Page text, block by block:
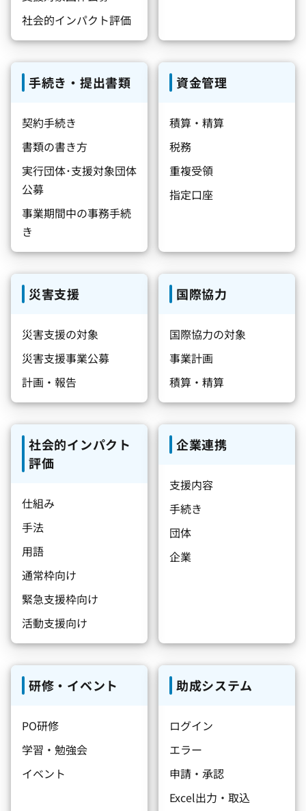
社会的インパクト評価
手続き・提出書類
契約手続き
書類の書き方
実行団体･支援対象団体
公募
事業期間中の事務手続
き
資金管理
積算・精算
税務
重複受領
指定口座
災害支援
災害支援の対象
災害支援事業公募
計画・報告
国際協力
国際協力の対象
事業計画
積算・精算
社会的インパクト
評価
仕組み
手法
用語
通常枠向け
緊急支援枠向け
活動支援向け
企業連携
支援内容
手続き
団体
企業
研修・イベント
PO研修
学習・勉強会
イベント
助成システム
ログイン
エラー
申請・承認
Excel出力・取込